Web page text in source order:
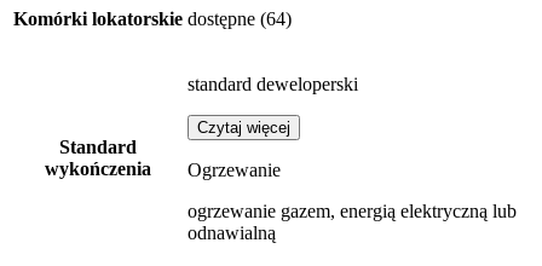
Komórki lokatorskie dostępne (64)
Standard
wykończenia
standard deweloperski
Czytaj więcej
Ogrzewanie
ogrzewanie gazem, energią elektryczną lub
odnawialną